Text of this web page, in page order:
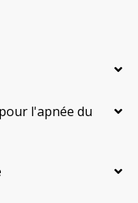
l'apnée du